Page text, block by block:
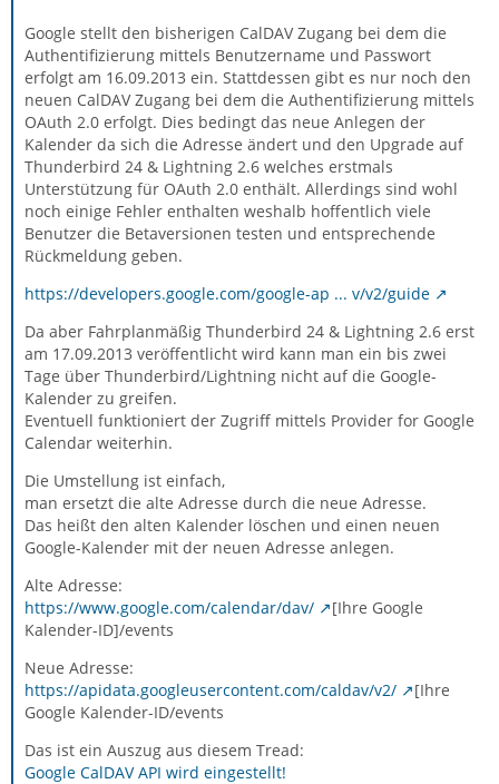
Google stellt den bisherigen CalDAV Zugang bei dem die
Authentifizierung mittels Benutzername und Passwort
erfolgt am 16.09.2013 ein. Stattdessen gibt es nur noch den
neuen CalDAV Zugang bei dem die Authentifizierung mittels
OAuth 2.0 erfolgt. Dies bedingt das neue Anlegen der
Kalender da sich die Adresse ändert und den Upgrade auf
Thunderbird 24 & Lightning 2.6 welches erstmals
Unterstützung für OAuth 2.0 enthält. Allerdings sind wohl
noch einige Fehler enthalten weshalb hoffentlich viele
Benutzer die Betaversionen testen und entsprechende
Rückmeldung geben.
https://developers.google.com/google-ap ... v/v2/guide
Da aber Fahrplanmäßig Thunderbird 24 & Lightning 2.6 erst
am 17.09.2013 veröffentlicht wird kann man ein bis zwei
Tage über Thunderbird/Lightning nicht auf die Google-
Kalender zu greifen.
Eventuell funktioniert der Zugriff mittels Provider for Google
Calendar weiterhin.
Die Umstellung ist einfach,
man ersetzt die alte Adresse durch die neue Adresse.
Das heißt den alten Kalender löschen und einen neuen
Google-Kalender mit der neuen Adresse anlegen.
Alte Adresse:
https://www.google.com/calendar/dav/
[Ihre Google
Kalender-ID]/events
Neue Adresse:
https://apidata.googleusercontent.com/caldav/v2/
[Ihre
Google Kalender-ID/events
Das ist ein Auszug aus diesem Tread:
Google CalDAV API wird eingestellt!